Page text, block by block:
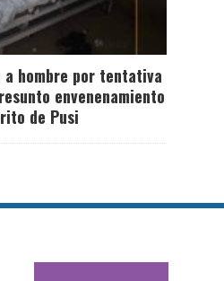
a hombre por tentativa
envenenamiento
de Pusi